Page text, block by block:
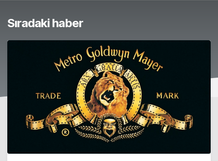
Sıradaki haber